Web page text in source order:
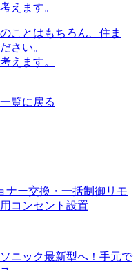
えます。
ことはもちろん、住ま
さい。
えます。
覧に戻る
ー交換・一括制御リモ
コンセント設置
ニック最新型へ！手元で